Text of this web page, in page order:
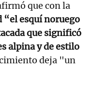
que con la
“el esquí noruego
que significó
alpina y de estilo
deja "un